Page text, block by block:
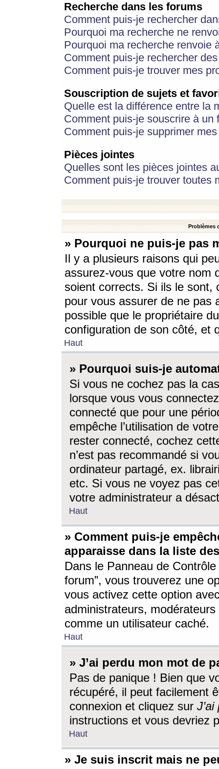
Recherche dans les forums
Comment puis-je rechercher
Pourquoi ma recherche ne
Pourquoi ma recherche renvoie
Comment puis-je rechercher
Comment puis-je trouver mes
Souscription de sujets et
Quelle est la différence entre la
Comment puis-je souscrire à
Comment puis-je supprimer
Pièces jointes
Quelles sont les pièces jointes
Comment puis-je trouver toutes
Problèmes
» Pourquoi ne puis-je pas
Il y a plusieurs raisons qui
assurez-vous que votre nom
soient corrects. Si ils le sont,
pour vous assurer de ne pas
possible que le propriétaire
configuration de son côté, et
Haut
» Pourquoi suis-je
Si vous ne cochez pas la
lorsque vous vous
connecté que pour une
empêche l’utilisation de
rester connecté, cochez
n’est pas recommandé si
ordinateur partagé, ex.
etc. Si vous ne voyez pas
votre administrateur a
Haut
» Comment puis-je
apparaisse dans la liste
Dans le Panneau de
forum”, vous trouverez une
vous activez cette option
administrateurs,
comme un utilisateur caché.
Haut
» J’ai perdu mon mot de
Pas de panique ! Bien que
récupéré, il peut facilement
connexion et cliquez sur
instructions et vous devriez
Haut
» Je suis inscrit mais ne